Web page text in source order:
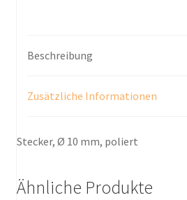
Beschreibung
Zusätzliche Informationen
Stecker, Ø 10 mm, poliert
Ähnliche Produkte